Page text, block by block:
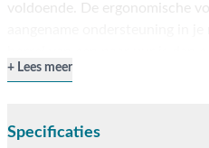
voldoende. De ergonomische
ons dan op0488-441220
Lees meer
Specificaties